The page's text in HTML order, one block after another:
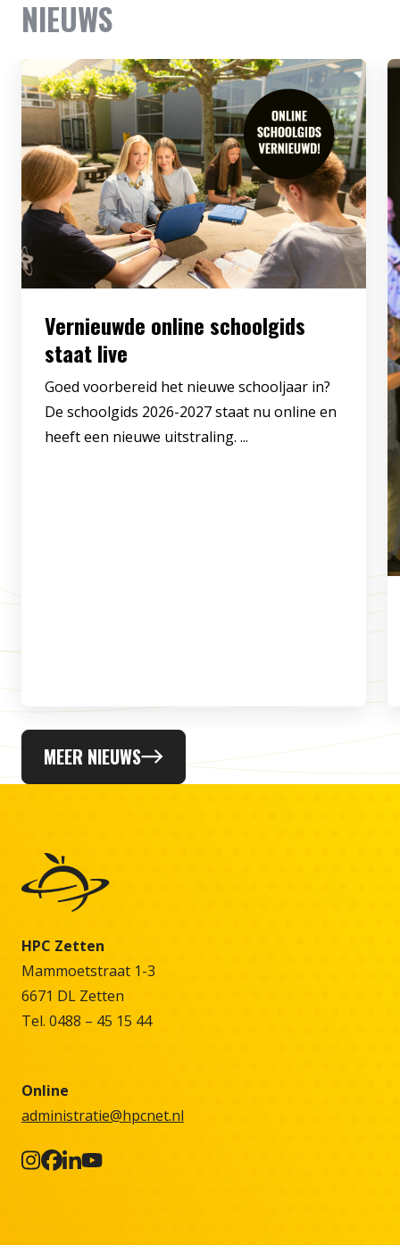
NIEUWS
Vernieuwde online schoolgids
staat live
Goed voorbereid het nieuwe schooljaar in?
De schoolgids 2026-2027 staat nu online en
heeft een nieuwe uitstraling. ...
MEER NIEUWS
HPC Zetten
Mammoetstraat 1-3
6671 DL Zetten
Tel. 0488 – 45 15 44
Online
administratie@hpcnet.nl